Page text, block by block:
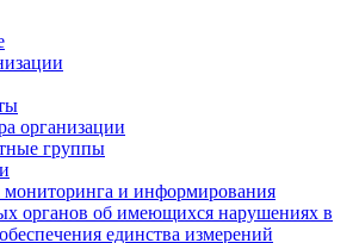
организации
группы
мониторинга и информирования
органов об имеющихся нарушениях в
единства измерений